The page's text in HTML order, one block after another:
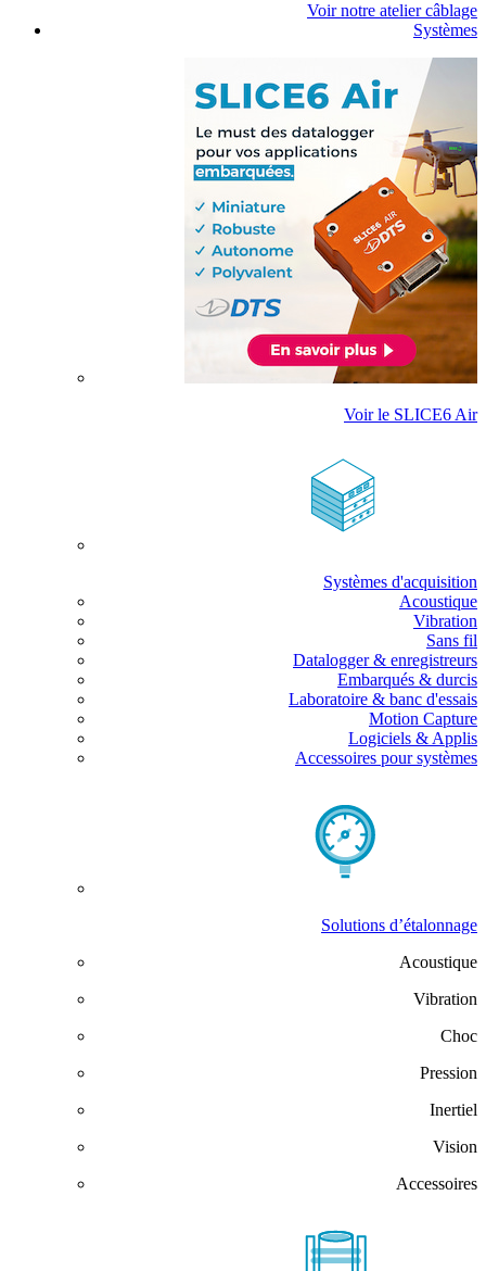
Voir notre atelier câblage
Systèmes
Voir le SLICE6 Air
Systèmes d'acquisition
Acoustique
Vibration
Sans fil
Datalogger & enregistreurs
Embarqués & durcis
Laboratoire & banc d'essais
Motion Capture
Logiciels & Applis
Accessoires pour systèmes
Solutions d’étalonnage
Acoustique
Vibration
Choc
Pression
Inertiel
Vision
Accessoires